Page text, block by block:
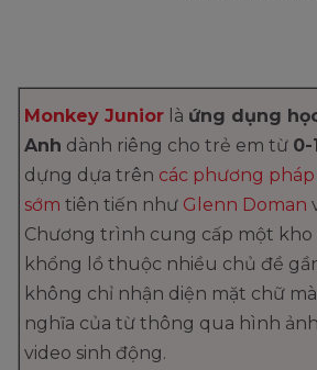
Monkey Junior là ứng dụng
Anh dành riêng cho trẻ em từ 0-
dựng dựa trên các phương
sớm tiên tiến như Glenn Doman
Chương trình cung cấp một
khổng lồ thuộc nhiều chủ đề
không chỉ nhận diện mặt chữ
nghĩa của từ thông qua hình
video sinh động.